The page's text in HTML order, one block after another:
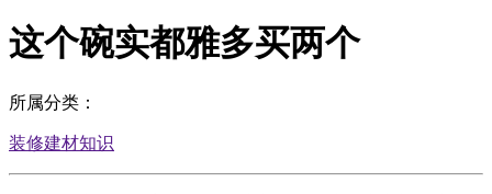
这个碗实都雅多买两个
所属分类：
装修建材知识